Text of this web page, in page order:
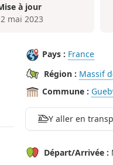
à jour
mai 2023
Pays : France
Région : Massif
Commune :
Y aller en
Départ/Arrivée :